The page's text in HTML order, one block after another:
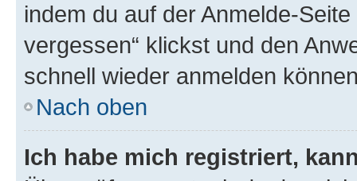
indem du auf der Anmelde-
vergessen“ klickst und den
schnell wieder anmelden
Nach oben
Ich habe mich registriert,